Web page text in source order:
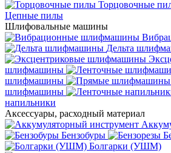
Торцовочные
Цепные пилы
Шлифовальные машины
Дельта
шлифмашины
шлифмашины
шлифмашины
напильники
Аксессуары, расходный материал
Бензобуры
Болгарки (УШМ)